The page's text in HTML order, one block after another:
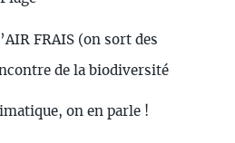
FRAIS (on sort des
de la biodiversité
on en parle !